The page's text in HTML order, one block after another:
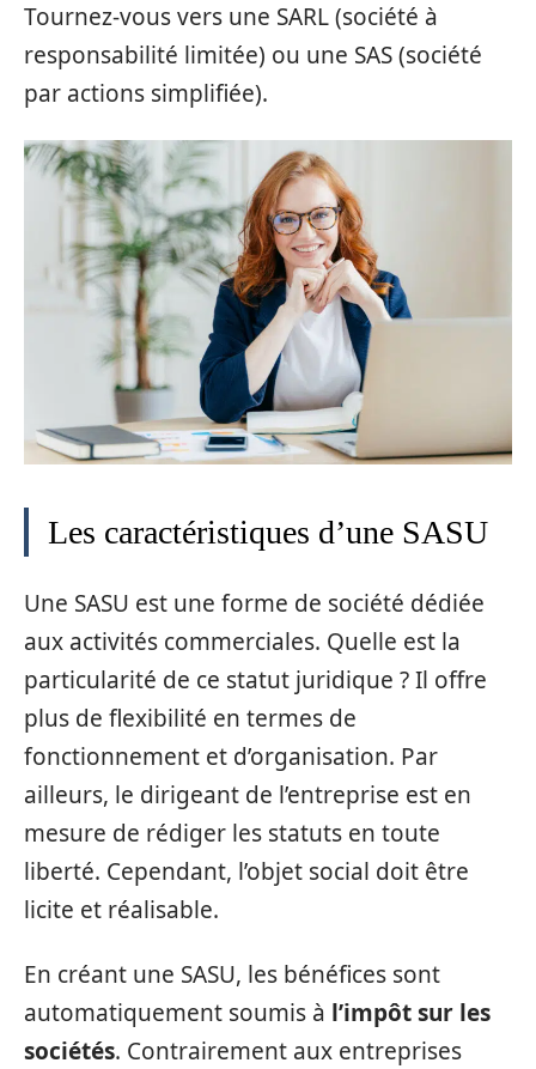
Tournez-vous vers une SARL (société à
responsabilité limitée) ou une SAS (société
par actions simplifiée).
Les caractéristiques d’une SASU
Une SASU est une forme de société dédiée
aux activités commerciales. Quelle est la
particularité de ce statut juridique ? Il offre
plus de flexibilité en termes de
fonctionnement et d’organisation. Par
ailleurs, le dirigeant de l’entreprise est en
mesure de rédiger les statuts en toute
liberté. Cependant, l’objet social doit être
licite et réalisable.
En créant une SASU, les bénéfices sont
automatiquement soumis à l’impôt sur les
sociétés. Contrairement aux entreprises